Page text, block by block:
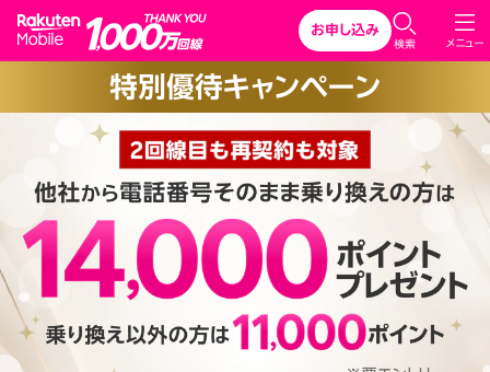
Rakuten Mobile
メニュー
検索
お申し込み
特別優待キャンペーン
C
l
s
e